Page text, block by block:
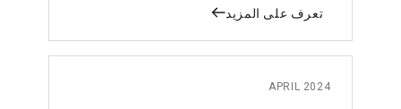
تعرف على المزيد
APRIL 2024